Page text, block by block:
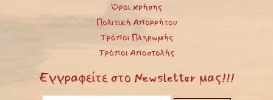
Όροι Χρήσης
Πολιτική Απορρήτου
Τρόποι Πληρωμής
Τρόποι Αποστολής
Εγγραφείτε στο Newsletter μας!!!